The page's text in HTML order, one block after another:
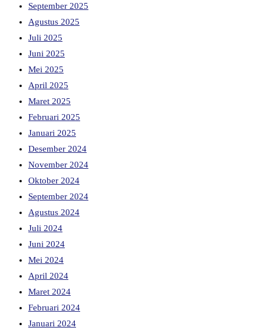
September 2025
Agustus 2025
Juli 2025
Juni 2025
Mei 2025
April 2025
Maret 2025
Februari 2025
Januari 2025
Desember 2024
November 2024
Oktober 2024
September 2024
Agustus 2024
Juli 2024
Juni 2024
Mei 2024
April 2024
Maret 2024
Februari 2024
Januari 2024